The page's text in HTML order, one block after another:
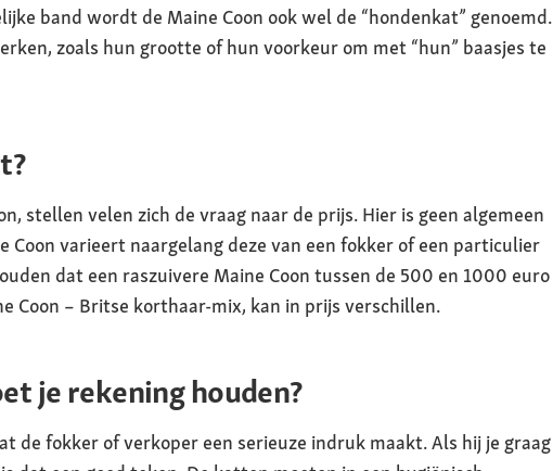
band wordt de Maine Coon ook wel de “hondenkat” genoemd.
zoals hun grootte of hun voorkeur om met “hun” baasjes te
stellen velen zich de vraag naar de prijs. Hier is geen algemeen
varieert naargelang deze van een fokker of een particulier
dat een raszuivere Maine Coon tussen de 500 en 1000 euro
Coon – Britse korthaar-mix, kan in prijs verschillen.
je rekening houden?
de fokker of verkoper een serieuze indruk maakt. Als hij je graag